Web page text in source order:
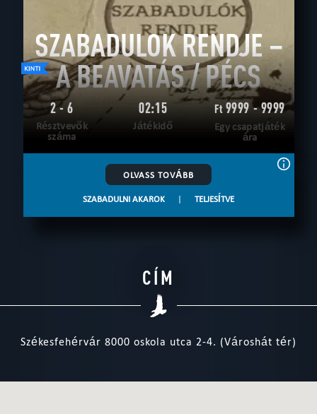
SZABADULOK RENDJE –
A BEAVATÁS / PÉCS
2 - 6
Résztvevők
száma
02:15
Játékidő
Ft9999 - 9999
Egy csapatjáték
ára
OLVASS TOVÁBB
SZABADULNI AKAROK | TELJESÍTVE
CÍM
Székesfehérvár 8000 oskola utca 2-4. (Városhát tér)